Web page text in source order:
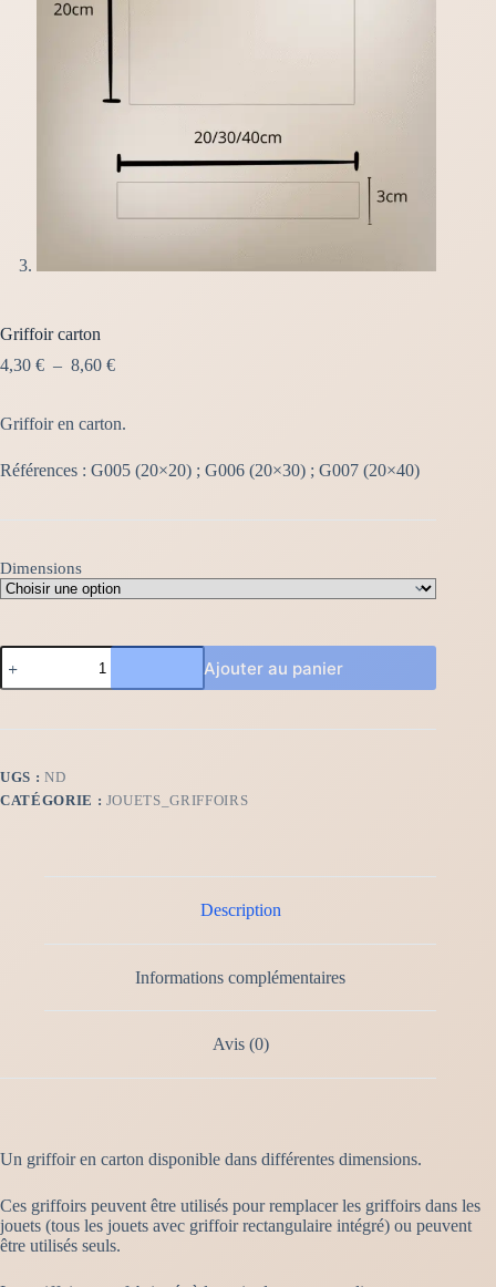
Griffoir carton
4,30 € – 8,60 €Plage
4,30 €
8,60 €
Griffoir en carton.
Références : G005 (20×20) ; G006 (20×30) ; G007 (20×40)
Dimensions
quantité
de
Griffoir
Ajouter au panier
UGS : ND
CATÉGORIE : JOUETS_GRIFFOIRS
Description
Informations complémentaires
Avis (0)
Un griffoir en carton disponible dans différentes dimensions.
Ces griffoirs peuvent être utilisés pour remplacer les griffoirs dans les
jouets (tous les jouets avec griffoir rectangulaire intégré) ou peuvent
être utilisés seuls.